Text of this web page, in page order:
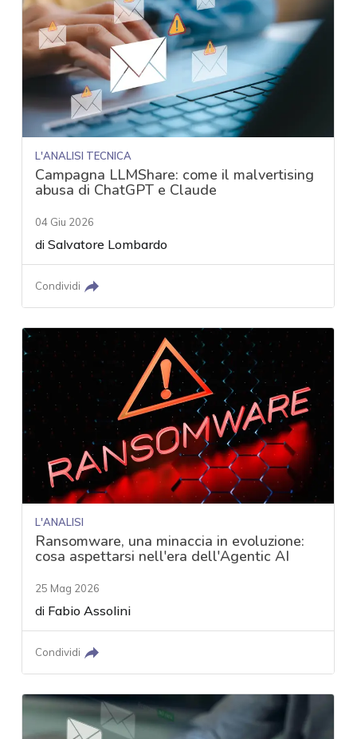
L'ANALISI TECNICA
Campagna LLMShare: come il malvertising
abusa di ChatGPT e Claude
04 Giu 2026
diSalvatore Lombardo
Condividi
L'ANALISI
Ransomware, una minaccia in evoluzione:
cosa aspettarsi nell'era dell'Agentic AI
25 Mag 2026
di Fabio Assolini
Condividi